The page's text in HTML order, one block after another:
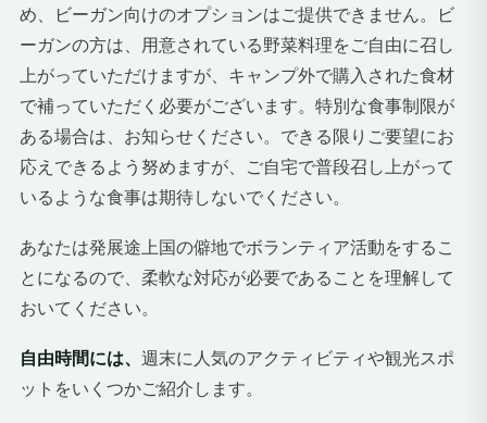
め、ビーガン向けのオプションはご提供できません。ビ
ーガンの方は、用意されている野菜料理をご自由に召し
上がっていただけますが、キャンプ外で購入された食材
で補っていただく必要がございます。特別な食事制限が
ある場合は、お知らせください。できる限りご要望にお
応えできるよう努めますが、ご自宅で普段召し上がって
いるような食事は期待しないでください。
あなたは発展途上国の僻地でボランティア活動をするこ
とになるので、柔軟な対応が必要であることを理解して
おいてください。
自由時間には、 週末に人気のアクティビティや観光スポ
ットをいくつかご紹介します。